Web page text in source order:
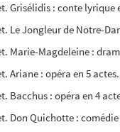
Grisélidis : conte
Le Jongleur de Notre-
Marie-Magdeleine :
Ariane : opéra en 5
Bacchus : opéra en 4
Don Quichotte :